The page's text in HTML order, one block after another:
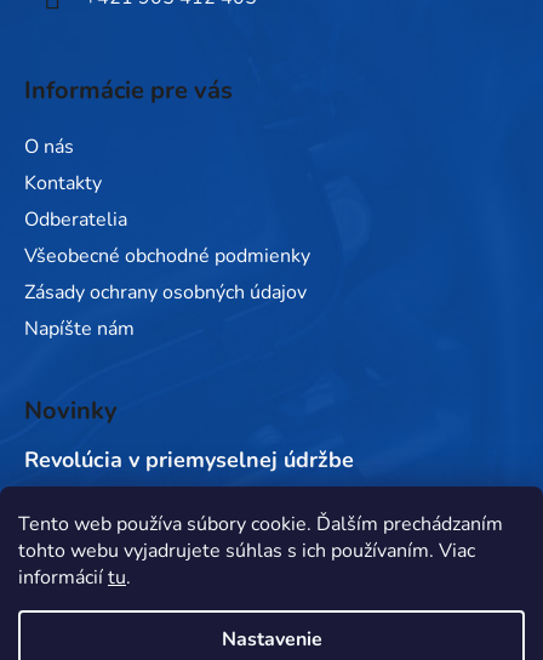
Tento web používa súbory cookie. Ďalším prechádzaním
tohto webu vyjadrujete súhlas s ich používaním. Viac
informáciítu.
Nastavenie
Informácie pre vás
O nás
Kontakty
Odberatelia
Všeobecné obchodné podmienky
Zásady ochrany osobných údajov
Napíšte nám
Novinky
Revolúcia v priemyselnej údržbe
Prijímame online platby